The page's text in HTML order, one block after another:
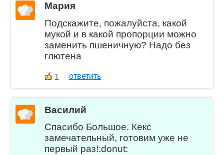
Мария
Подскажите, пожалуйста, какой
мукой и в какой пропорции можно
заменить пшеничную? Надо без
глютена
1 ответить
Василий
Спасибо Большое. Кекс
замечательный, готовим уже не
первый раз!:donut: